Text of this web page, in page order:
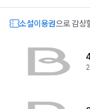
소설이용권으로 감상